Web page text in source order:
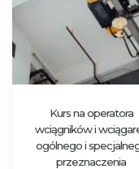
Kurs na operatora
wciągników i
ogólnego i
przeznaczenia